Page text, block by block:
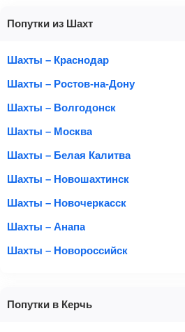
Попутки из Шахт
Шахты – Краснодар
Шахты – Ростов-на-Дону
Шахты – Волгодонск
Шахты – Москва
Шахты – Белая Калитва
Шахты – Новошахтинск
Шахты – Новочеркасск
Шахты – Анапа
Шахты – Новороссийск
Попутки в Керчь